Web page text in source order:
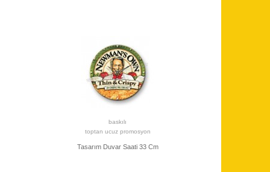
baskılı
toptan ucuz promosyon
Tasarım Duvar Saati 33 Cm